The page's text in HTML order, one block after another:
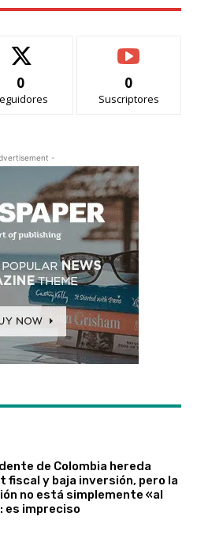
0 0
Suscriptores
-
de Colombia hereda
fiscal y baja inversión, pero la
no está simplemente «al
es impreciso